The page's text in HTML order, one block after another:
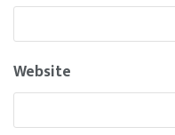
Website